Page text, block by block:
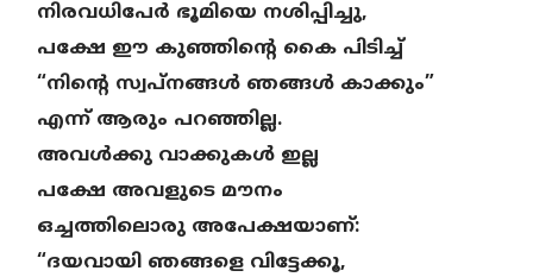
നിരവധിപേർ ഭൂമിയെ നശിപ്പിച്ചു,
പക്ഷേ ഈ കുഞ്ഞിന്റെ കൈ പിടിച്ച്
“നിന്റെ സ്വപ്നങ്ങൾ ഞങ്ങൾ കാക്കും”
എന്ന് ആരും പറഞ്ഞില്ല.
അവൾക്കു വാക്കുകൾ ഇല്ല
പക്ഷേ അവളുടെ മൗനം
ഒച്ചത്തിലൊരു അപേക്ഷയാണ്:
“ദയവായി ഞങ്ങളെ വിട്ടേക്കൂ,